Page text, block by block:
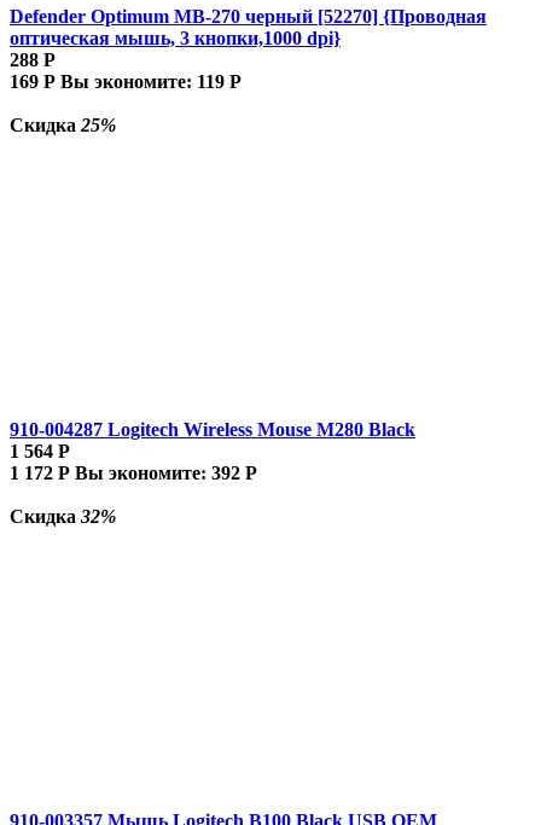
Defender Optimum MB-270 черный [52270] {Проводная
оптическая мышь, 3 кнопки,1000 dpi}
288 Р
169 Р Вы экономите: 119 Р
Скидка 25%
910-004287 Logitech Wireless Mouse M280 Black
1 564 Р
1 172 Р Вы экономите: 392 Р
Скидка 32%
910-003357 Мышь Logitech B100 Black USB OEM